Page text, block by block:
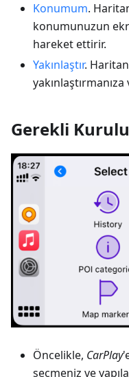
Konumum.
konumunuzun
hareket ettirir.
Yakınlaştır.
Gerekli
Öncelikle, CarPlay
seçmeniz ve